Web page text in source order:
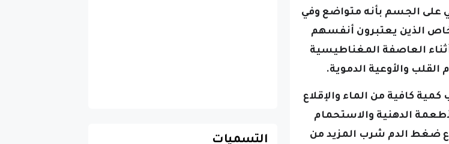
على الجسم بأنه متواضع وفي
الذين يعتبرون أنفسهم
العاصفة المغناطيسية
والأوعية الدموية.
كافية من الماء والإقلاع
الدهنية والاستحمام
ضغط الدم شرب المزيد من
التسميات